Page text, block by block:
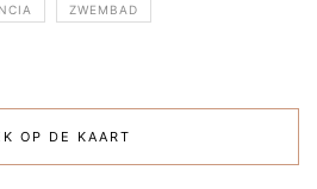
ZWEMBAD
OP DE KAART